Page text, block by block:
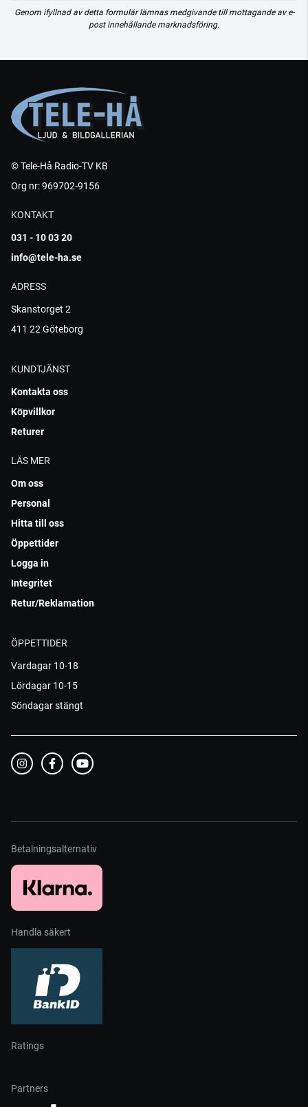
Genom ifyllnad av detta formulär lämnas medgivande till mottagande av e-
post innehållande marknadsföring.
© Tele-Hå Radio-TV KB
Org nr: 969702-9156
KONTAKT
031 - 10 03 20
info@tele-ha.se
ADRESS
Skanstorget 2
411 22 Göteborg
KUNDTJÄNST
Kontakta oss
Köpvillkor
Returer
LÄS MER
Om oss
Personal
Hitta till oss
Öppettider
Logga in
Integritet
Retur/Reklamation
ÖPPETTIDER
Vardagar 10-18
Lördagar 10-15
Söndagar stängt
Betalningsalternativ
Handla säkert
Ratings
Partners